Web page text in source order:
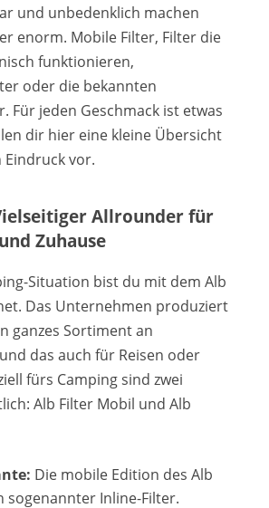
und unbedenklich machen
enorm. Mobile Filter, Filter die
funktionieren,
oder die bekannten
Für jeden Geschmack ist etwas
dir hier eine kleine Übersicht
vor.
Allrounder für
Zuhause
Situation bist du mit dem Alb
Das Unternehmen produziert
ganzes Sortiment an
das auch für Reisen oder
fürs Camping sind zwei
Alb Filter Mobil und Alb
Die mobile Edition des Alb
sogenannter Inline-Filter.